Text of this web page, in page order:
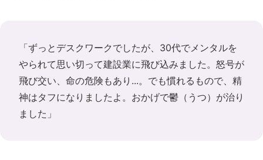
「ずっとデスクワークでしたが、30代でメンタルを
やられて思い切って建設業に飛び込みました。怒号が
飛び交い、命の危険もあり...。でも慣れるもので、精
神はタフになりましたよ。おかげで鬱（うつ）が治り
ました」